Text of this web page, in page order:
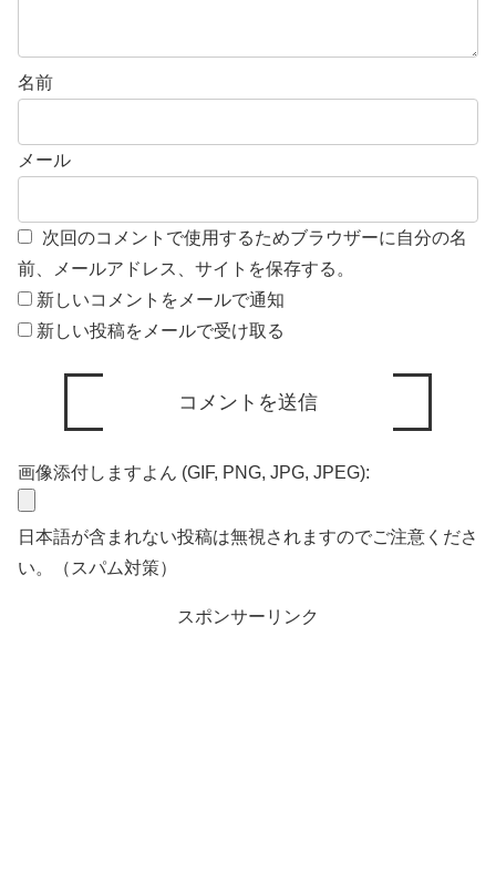
名前
メール
次回のコメントで使用するためブラウザーに自分の名
前、メールアドレス、サイトを保存する。
新しいコメントをメールで通知
新しい投稿をメールで受け取る
画像添付しますよん (GIF, PNG, JPG, JPEG):
日本語が含まれない投稿は無視されますのでご注意くださ
い。（スパム対策）
スポンサーリンク